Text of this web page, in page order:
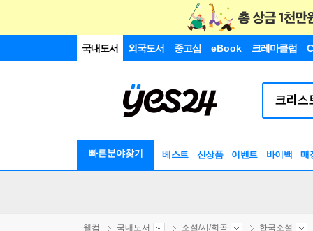
국내도서 외국도서 중고샵 eBook 크레마클럽
빠른분야찾기 베스트 신상품 이벤트 바이백 매
웰컴 국내도서 소설/시/희곡 한국소설